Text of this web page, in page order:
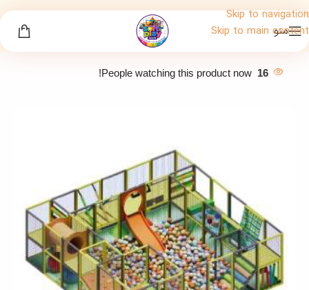
Skip to navigation
Skip to main content
منو
16
People watching this product now!